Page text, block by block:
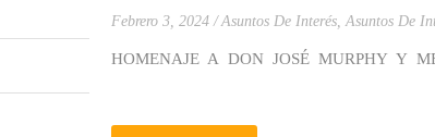
Febrero 3, 2024 Asuntos De Interés,Asuntos De
HOMENAJE A DON JOSÉ MURPHY Y